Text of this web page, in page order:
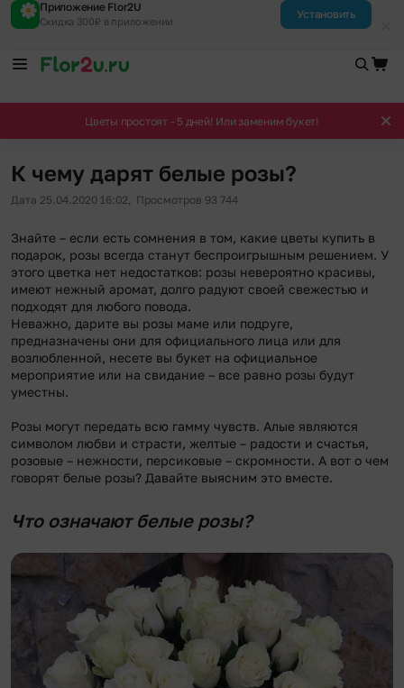
Приложение Flor2U
Скидка 300₽ в приложении
Установить
Цветы простоят - 5 дней! Или заменим букет!
К чему дарят белые розы?
Дата 25.04.2020 16:02, Просмотров 93 744
Знайте – если есть сомнения в том, какие цветы купить в
подарок, розы всегда станут беспроигрышным решением. У
этого цветка нет недостатков: розы невероятно красивы,
имеют нежный аромат, долго радуют своей свежестью и
подходят для любого повода.
Неважно, дарите вы розы маме или подруге,
предназначены они для официального лица или для
возлюбленной, несете вы букет на официальное
мероприятие или на свидание – все равно розы будут
уместны.
Розы могут передать всю гамму чувств. Алые являются
символом любви и страсти, желтые – радости и счастья,
розовые – нежности, персиковые – скромности. А вот о чем
говорят белые розы? Давайте выясним это вместе.
Что означают белые розы?